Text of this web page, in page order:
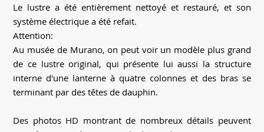
Le lustre a été entièrement nettoyé et restauré, et son
système électrique a été refait.
Attention:
Au musée de Murano, on peut voir un modèle plus grand
de ce lustre original, qui présente lui aussi la structure
interne d'une lanterne à quatre colonnes et des bras se
terminant par des têtes de dauphin.
Des photos HD montrant de nombreux détails peuvent